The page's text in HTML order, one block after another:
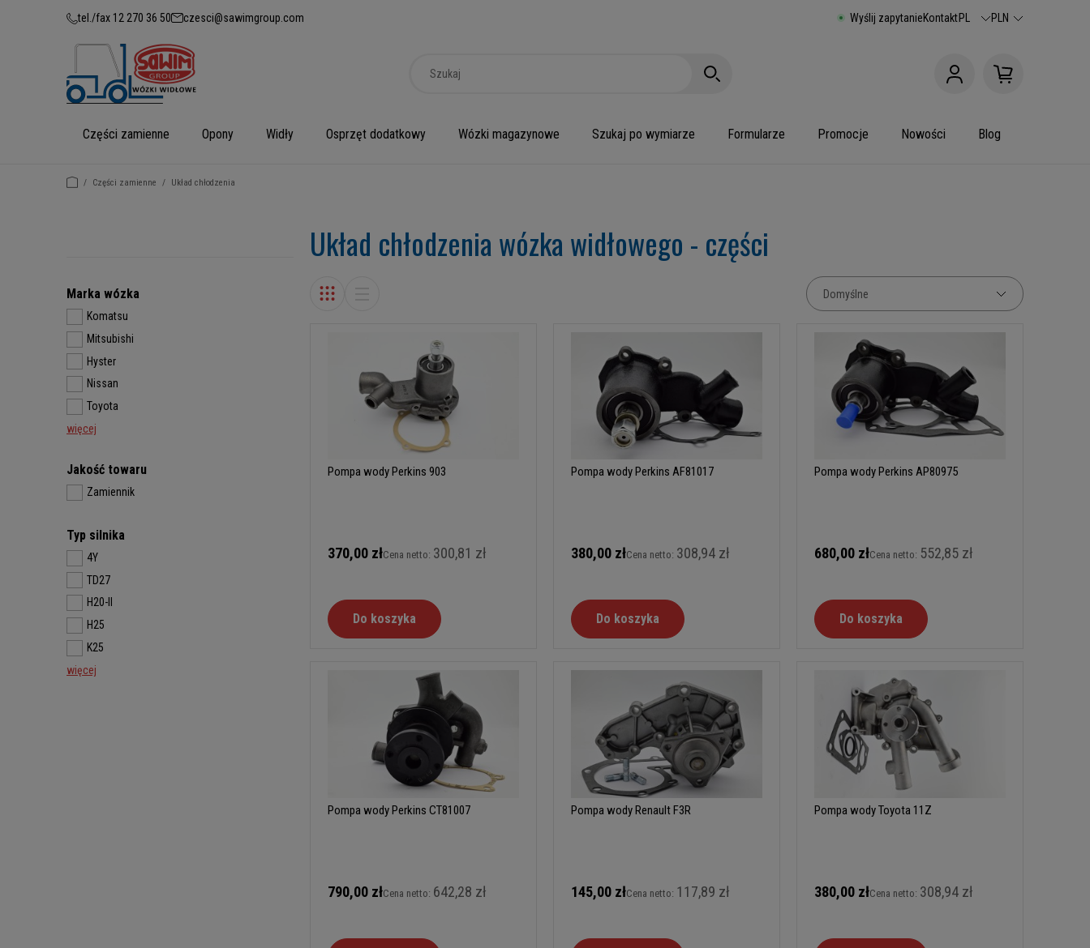
tel./fax 12 270 36 50 czesci@sawimgroup.com Wyślij zapytanieKontaktPL PLN
Części zamienne Opony Widły Osprzęt dodatkowy Wózki magazynowe Szukaj po wymiarze Formularze Promocje Nowości Blog
/ Części zamienne / Układ chłodzenia
Marka wózka
Komatsu
Mitsubishi
Hyster
Nissan
Toyota
więcej
Jakość towaru
Zamiennik
Typ silnika
4Y
TD27
H20-II
H25
K25
więcej
Układ chłodzenia wózka widłowego - części
Pompa wody Perkins 903
370,00 złCena netto: 300,81 zł
Do koszyka
Pompa wody Perkins AF81017
380,00 złCena netto: 308,94 zł
Do koszyka
Pompa wody Perkins AP80975
680,00 złCena netto: 552,85 zł
Do koszyka
Pompa wody Perkins CT81007
790,00 złCena netto: 642,28 zł
Pompa wody Renault F3R
145,00 złCena netto: 117,89 zł
Pompa wody Toyota 11Z
380,00 złCena netto: 308,94 zł